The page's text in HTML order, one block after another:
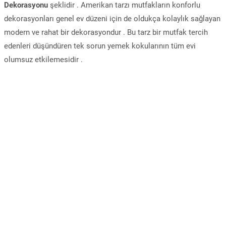
Dekorasyonu şeklidir . Amerikan tarzı mutfakların konforlu
dekorasyonları genel ev düzeni için de oldukça kolaylık sağlayan
modern ve rahat bir dekorasyondur . Bu tarz bir mutfak tercih
edenleri düşündüren tek sorun yemek kokularının tüm evi
olumsuz etkilemesidir .